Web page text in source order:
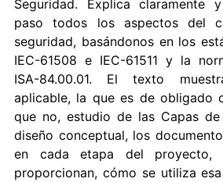
Seguridad. Explica claramente
paso todos los aspectos del
seguridad, basándonos en los
IEC-61508 e IEC-61511 y la
ISA-84.00.01. El texto
aplicable, la que es de obligado
que no, estudio de las Capas de
diseño conceptual, los
en cada etapa del proyecto,
proporcionan, cómo se utiliza